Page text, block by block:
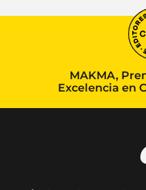
MAKMA,
Excelencia en